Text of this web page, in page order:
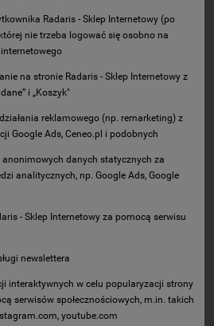
Radaris - Sklep Internetowy (po
nie trzeba logować się osobno na
na stronie Radaris - Sklep Internetowy z
i „Koszyk"
reklamowego (np. remarketing) z
Google Ads, Ceneo.pl i podobnych
danych statycznych za
analitycznych, np. Google Ads, Google
- Sklep Internetowy za pomocą serwisu
newslettera
interaktywnych w celu popularyzacji strony
serwisów społecznościowych, m.in. takich
youtube.com